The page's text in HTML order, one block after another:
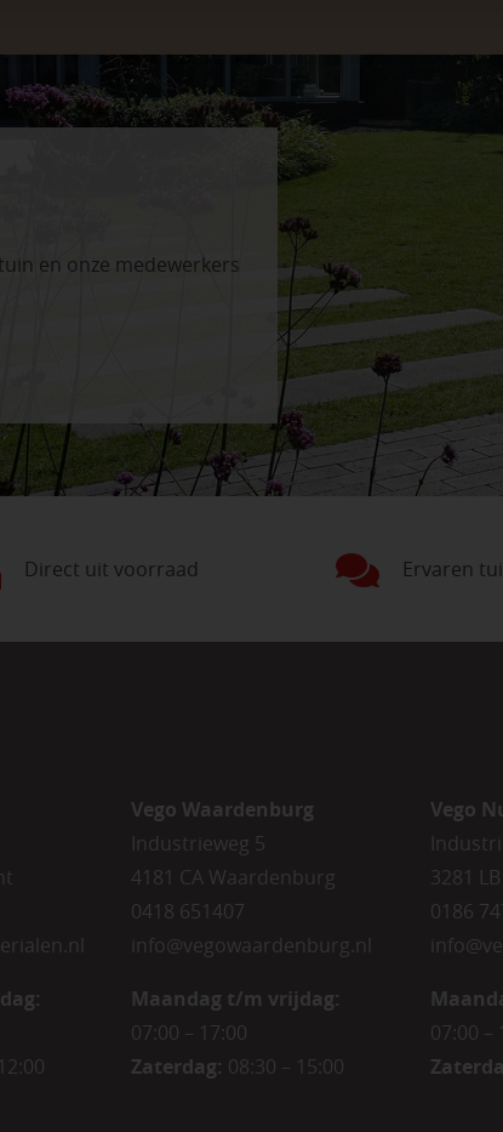
en onze medewerkers
Direct uit voorraad Ervaren
Vego Waardenburg
Industrieweg 5
4181 CA Waardenburg
0418 651407
info@vegowaardenburg.nl
Maandag t/m vrijdag:
07:00 – 17:00
Zaterdag: 08:30 – 15:00
Vego
3281
0186
07:00 –